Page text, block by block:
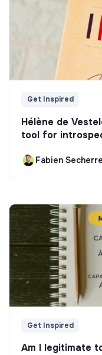
Get Inspired
Hélène de
tool for
Fabien Secherre
Get Inspired
Am I legitimate